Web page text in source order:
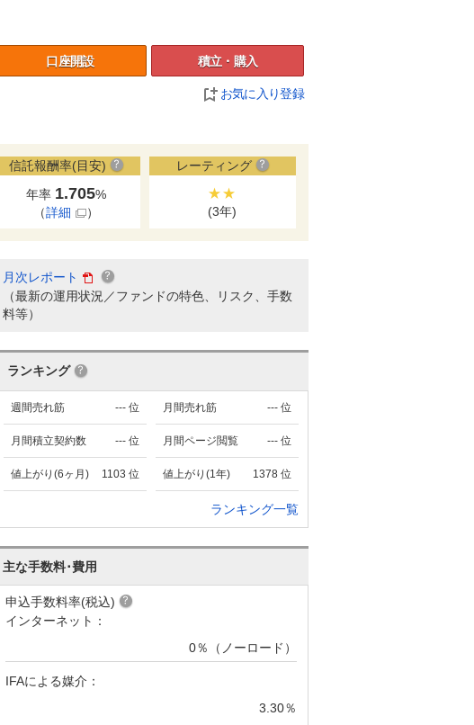
口座開設 積立・購入
お気に入り登録
信託報酬率(目安)
年率 1.705%
（詳細 ）
レーティング
★★
(3年)
月次レポート
（最新の運用状況／ファンドの特色、リスク、手数
料等）
ランキング
--- 位
週間売れ筋 --- 位
月間売れ筋
--- 位
月間積立契約数 --- 位
月間ページ閲覧
1103 位
値上がり(6ヶ月) 1378 位
値上がり(1年)
ランキング一覧
主な手数料･費用
申込手数料率(税込)
インターネット：
0％（ノーロード）
IFAによる媒介：
3.30％